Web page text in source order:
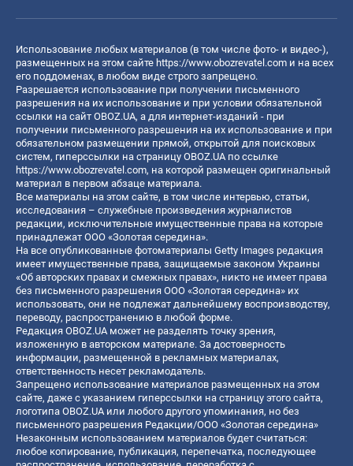
Использование любых материалов (в том числе фото- и видео-),
размещенных на этом сайте https://www.obozrevatel.com и на всех
его поддоменах, в любом виде строго запрещено.
Разрешается использование при получении письменного
разрешения на их использование и при условии обязательной
ссылки на сайт OBOZ.UA, а для интернет-изданий - при
получении письменного разрешения на их использование и при
обязательном размещении прямой, открытой для поисковых
систем, гиперссылки на страницу OBOZ.UA по ссылке
https://www.obozrevatel.com, на которой размещен оригинальный
материал в первом абзаце материала.
Все материалы на этом сайте, в том числе интервью, статьи,
исследования – служебные произведения журналистов
редакции, исключительные имущественные права на которые
принадлежат ООО «Золотая середина».
На все опубликованные фотоматериалы Getty Images редакция
имеет имущественные права, защищаемые законом Украины
«Об авторских правах и смежных правах», никто не имеет права
без письменного разрешения ООО «Золотая середина» их
использовать, они не подлежат дальнейшему воспроизводству,
переводу, распространению в любой форме.
Редакция OBOZ.UA может не разделять точку зрения,
изложенную в авторском материале. За достоверность
информации, размещенной в рекламных материалах,
ответственность несет рекламодатель.
Запрещено использование материалов размещенных на этом
сайте, даже с указанием гиперссылки на страницу этого сайта,
логотипа OBOZ.UA или любого другого упоминания, но без
письменного разрешения Редакции/ООО «Золотая середина»
Незаконным использованием материалов будет считаться:
любое копирование, публикация, перепечатка, последующее